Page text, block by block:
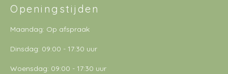
Openingstijden
Maandag: Op afspraak
Dinsdag: 09:00 - 17:30 uur
Woensdag: 09:00 - 17:30 uur